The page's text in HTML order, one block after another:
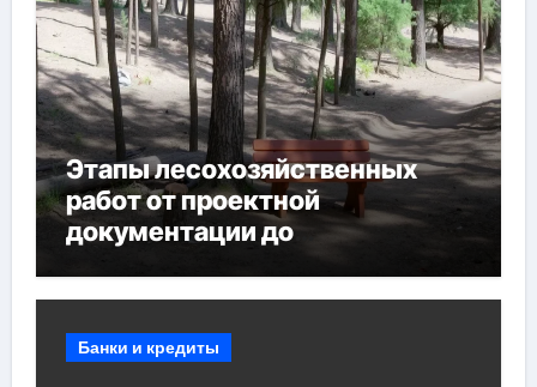
Этапы лесохозяйственных
работ от проектной
документации до
мероприятий и обустройства
Банки и кредиты